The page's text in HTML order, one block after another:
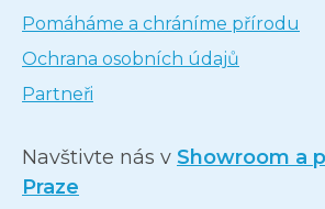
Pomáháme a chráníme přírodu
Ochrana osobních údajů
Partneři
Navštivte nás v Showroom a
Praze